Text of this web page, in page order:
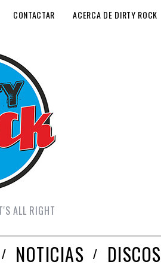
CONTACTAR ACERCA DE DIRTY ROCK
ALL RIGHT
NOTICIAS DISCOS